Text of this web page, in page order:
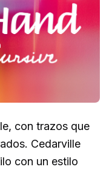
con trazos que
Cedarville
con un estilo